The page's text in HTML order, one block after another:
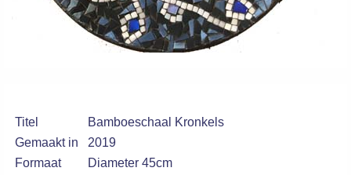
Titel
Bamboeschaal Kronkels
Gemaakt in
2019
Formaat
Diameter 45cm